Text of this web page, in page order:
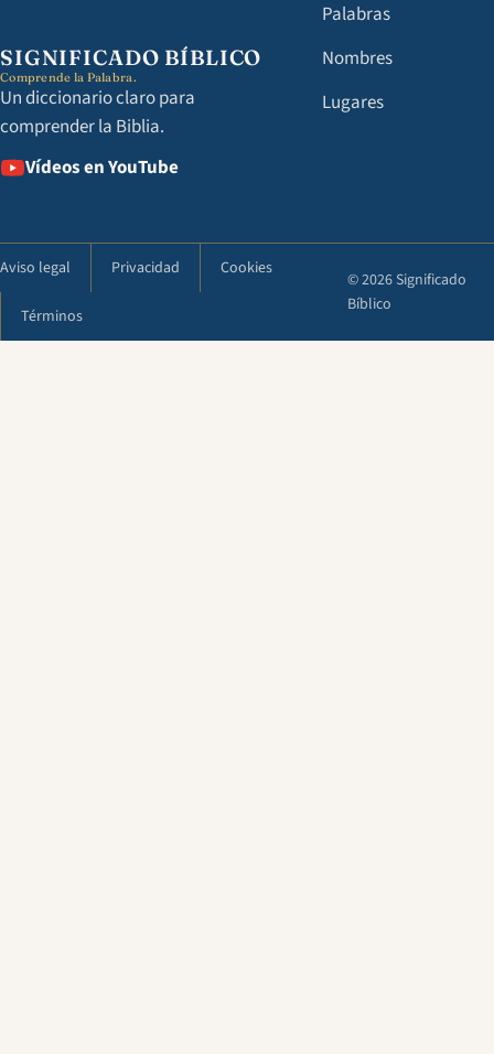
SIGNIFICADO BÍBLICO
Comprende la Palabra.
Un diccionario claro para
comprender la Biblia.
Vídeos en YouTube
Palabras
Nombres
Lugares
Aviso legal Privacidad Cookies
Términos
© 2026 Significado
Bíblico